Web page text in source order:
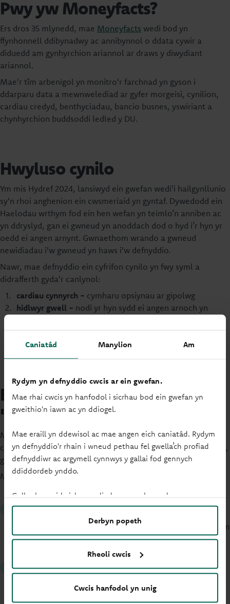
Caniatâd Manylion Am
Rydym yn defnyddio cwcis ar ein gwefan.
Mae rhai cwcis yn hanfodol i sicrhau bod ein gwefan yn
gweithio'n iawn ac yn ddiogel.
Mae eraill yn ddewisol ac mae angen eich caniatâd. Rydym
yn defnyddio'r rhain i wneud pethau fel gwella’ch profiad
defnyddiwr ac argymell cynnwys y gallai fod gennych
ddiddordeb ynddo.
Gallwch newid eich gosodiadau ar unrhyw adeg.
Derbyn popeth
Rheoli cwcis
Cwcis hanfodol yn unig
Pwy yw Moneyfacts?
Ers dros 35 mlynedd, mae Moneyfacts wedi bod yn
ffynhonnell ddibynadwy ac annibynnol o ddata cywir a
diduedd am gynhyrchion ariannol ar draws y diwydiant
ariannol.
Mae'r tîm arbenigol yn monitro'r farchnad yn gyson i
ddarparu data a mewnwelediad ar gyfer morgeisi, cynilion,
cardiau credyd, benthyciadau, bancio busnes, yswiriant a
chynhyrchion buddsoddi ledled y DU.
Hwyluso cynilo
Ym mis Hydref 2024, lansiwyd ein gwefan wedi'i hailgynllunio
sy'n rhoi anghenion ein cwsmeriaid yn gyntaf. Dywedodd ein
Haelodau wrthym fod ein hen wefan yn teimlo’n anniben ac
yn ddryslyd, gan ei gwneud yn anoddach dod o hyd i’r hyn yr
oedd ei angen arnynt. Gwnaethom wrando a gwneud
newidiadau i'w gwneud yn haws i'w defnyddio.
Nawr, mae defnyddio ein cyfrifon cynilo yn fwy syml a
didrafferth gyda'r canlynol:
cardiau cynnyrch - cymharu opsiynau ar gipolwg
hidlwyr gwell - nodi yr hyn sydd ei angen arnoch yn
deall
Beth sy'n gwneud cyfrif yn un
'Hawdd i'w Agor'
Mae Moneyfacts yn seilio ei sgoau seren ar gyfer cyfrifon
cynilo Hawdd i'w Hagor ar nodweddion gwasanaeth penodol,
gan ystyried gwybodaeth darparwyr a defnyddwyr.
Mae’r broses adolygu yn cynnwys gwybodaeth a gafwyd gan:
Adborth gan gwsmeriaid
Gofynnwyd i ddefnyddwyr moneyfactscompare.co.uk am
adborth ar ba mor hawdd oedd hi i agor cyfrif gyda ni.
Adborth gan ddarparwyr
Gofynnwyd i ni am fanylion ynghylch agor ein cyfrifon